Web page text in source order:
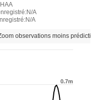
A
A
0.7m
observations moins